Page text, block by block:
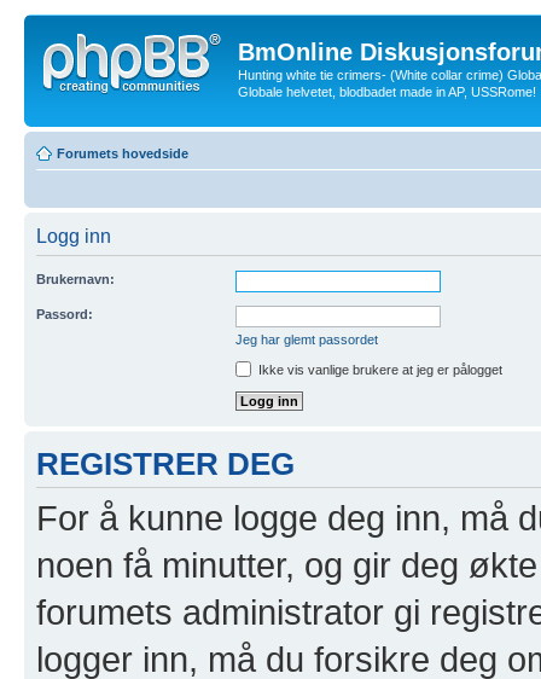
BmOnline
Hunting white tie crimers- (White collar crime)
Globale helvetet, blodbadet made in AP, USSRome!
Forumets hovedside
Logg inn
Brukernavn:
Passord:
Jeg har glemt passordet
Ikke vis vanlige brukere at jeg er pålogget
REGISTRER DEG
For å kunne logge deg inn, må
noen få minutter, og gir deg
forumets administrator gi
logger inn, må du forsikre deg